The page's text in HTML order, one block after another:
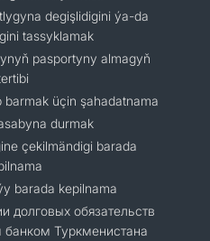
degişlidigini ýa-da
tassyklamak
pasportyny almagyň
üçin şahadatnama
durmak
çekilmändigi barada
barada kepilnama
долговых обязательств
Туркменистана